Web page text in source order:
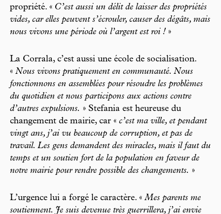
propriété. « C’est aussi un délit de laisser des propriétés
vides, car elles peuvent s’écrouler, causer des dégâts, mais
nous vivons une période où l’argent est roi ! »
La Corrala, c’est aussi une école de socialisation.
« Nous vivons pratiquement en communauté. Nous
fonctionnons en assemblées pour résoudre les problèmes
du quotidien et nous participons aux actions contre
d’autres expulsions. » Stefania est heureuse du
changement de mairie, car « c’est ma ville, et pendant
vingt ans, j’ai vu beaucoup de corruption, et pas de
travail. Les gens demandent des miracles, mais il faut du
temps et un soutien fort de la population en faveur de
notre mairie pour rendre possible des changements. »
L’urgence lui a forgé le caractère. «Mes parents me
soutiennent. Je suis devenue très guerrillera, j’ai envie